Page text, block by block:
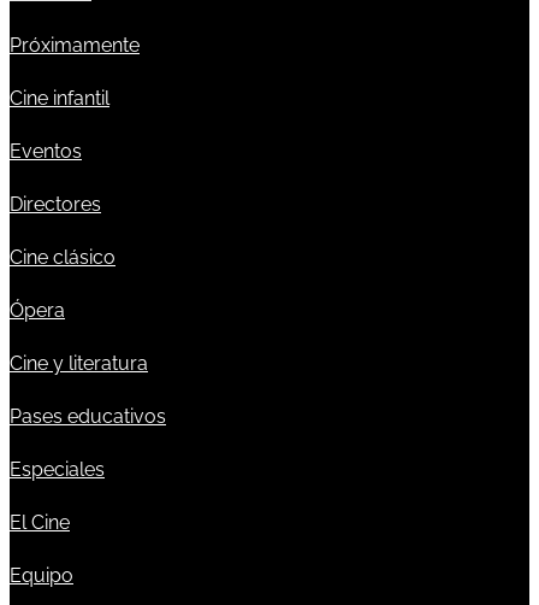
Próximamente
Cine infantil
Eventos
Directores
Cine clásico
Ópera
Cine y literatura
Pases educativos
Especiales
El Cine
Equipo